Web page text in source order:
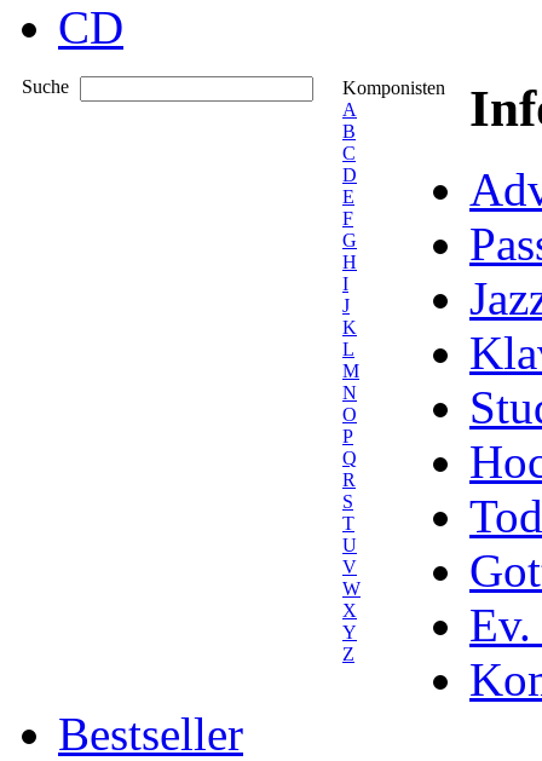
CD
Suche
Komponisten
A
B
C
D
E
F
G
H
I
J
K
L
M
N
O
P
Q
R
S
T
U
V
W
X
Y
Z
Ev.
Bestseller